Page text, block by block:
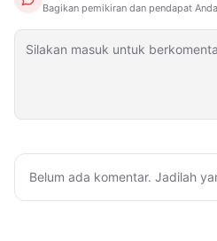
Bagikan pemikiran dan pendapat Anda
Belum ada komentar. Jadilah